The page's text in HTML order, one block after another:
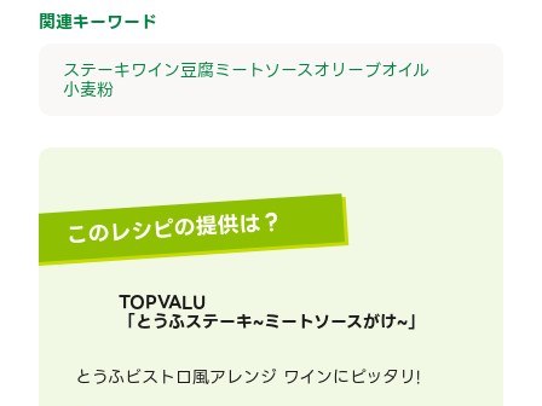
関連キーワード
ステーキワイン豆腐ミートソースオリーブオイル
小麦粉
このレシピの提供は？
TOPVALU
「とうふステーキ~ミートソースがけ~」
とうふビストロ風アレンジ ワインにピッタリ!